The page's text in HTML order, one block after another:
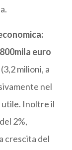
euro
(3,2 milioni, a
nel
utile. Inoltre il
2%,
crescita del